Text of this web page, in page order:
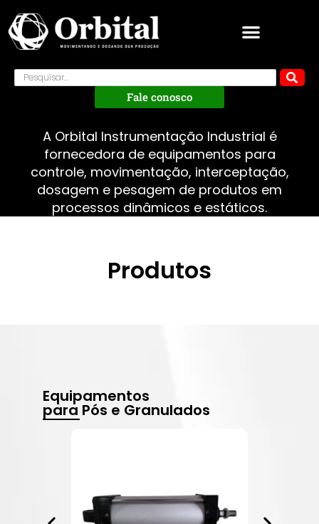
Fale conosco
A Orbital Instrumentação Industrial é
fornecedora de equipamentos para
controle, movimentação, interceptação,
dosagem e pesagem de produtos em
processos dinâmicos e estáticos.
Produtos
Equipamentos
para Pós e Granulados